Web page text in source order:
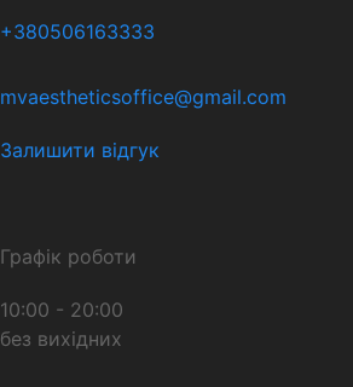
+380506163333
mvaestheticsoffice@gmail.com
Залишити відгук
Графік роботи
10:00 - 20:00
без вихідних